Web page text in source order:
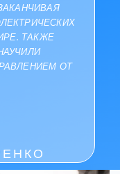
ТАКЖЕ
ОТ